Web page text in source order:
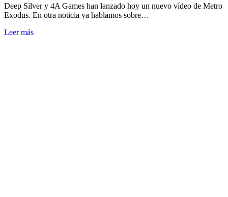
Deep Silver y 4A Games han lanzado hoy un nuevo vídeo de Metro
Exodus. En otra noticia ya hablamos sobre…
Leer más